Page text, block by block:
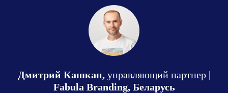
Дмитрий Кашкан, управляющий партнер |
Fabula Branding, Беларусь